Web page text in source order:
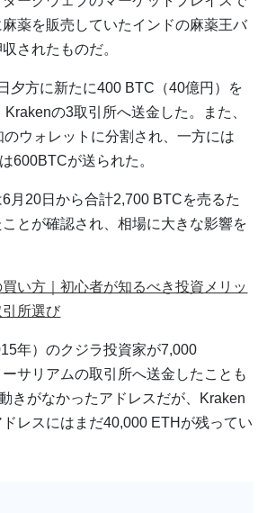
薬を販売していたインドの麻薬王バ
されたものだ。
夕方に新たに400 BTC（40億円）を
の3取引所へ送金した。また、
ウォレットに分割され、一方には
600BTCが送られた。
月20日から合計2,700 BTCを売るた
とが確認され、相場に大きな影響を
い方｜初心者が知るべき投資メリッ
引所選び
年）のクジラ投資家が7,000
サリアムの取引所へ送金したことも
きがなかったアドレスだが、Kraken
レスにはまだ40,000 ETHが残ってい